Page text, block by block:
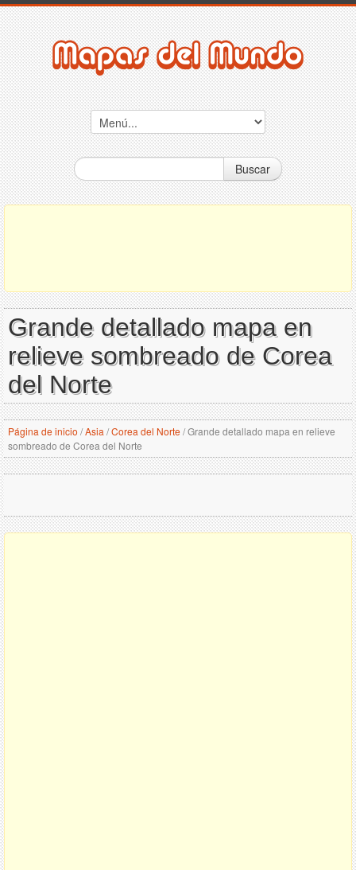
Buscar
Grande detallado mapa en
relieve sombreado de Corea
del Norte
Página de inicio /Asia /Corea del Norte/Grande detallado mapa en relieve
sombreado de Corea del Norte